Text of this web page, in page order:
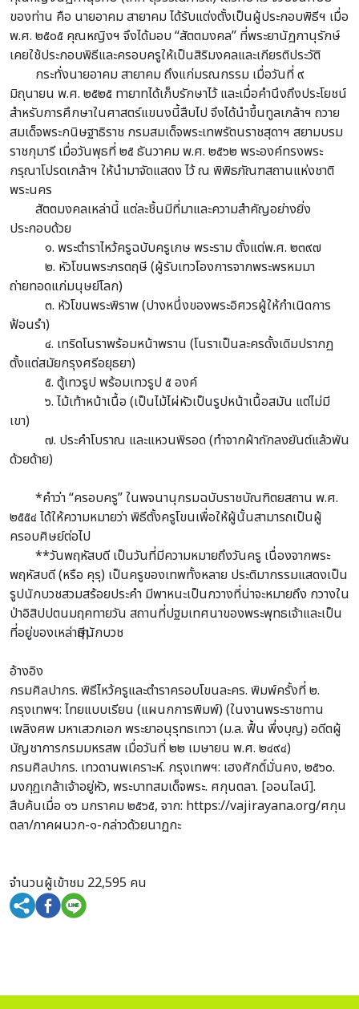
ของท่าน คือ นายอาคม สายาคม ได้รับแต่งตั้งเป็นผู้ประกอบพิธีฯ เมื่อ
พ.ศ. ๒๕๐๕ คุณหญิงฯ จึงได้มอบ “สัตตมงคล” ที่พระยานัฏกานุรักษ์
เคยใช้ประกอบพิธีและครอบครูให้เป็นสิริมงคลและเกียรติประวัติ
กระทั่งนายอาคม สายาคม ถึงแก่มรณกรรม เมื่อวันที่ ๙
มิถุนายน พ.ศ. ๒๕๒๕ ทายาทได้เก็บรักษาไว้ และเมื่อคำนึงถึงประโยชน์
สำหรับการศึกษาในศาสตร์แขนงนี้สืบไป จึงได้นำขึ้นทูลเกล้าฯ ถวาย
สมเด็จพระกนิษฐาธิราช กรมสมเด็จพระเทพรัตนราชสุดาฯ สยามบรม
ราชกุมารี เมื่อวันพุธที่ ๒๕ ธันวาคม พ.ศ. ๒๕๖๒ พระองค์ทรงพระ
กรุณาโปรดเกล้าฯ ให้นำมาจัดแสดง ไว้ ณ พิพิธภัณฑสถานแห่งชาติ
พระนคร
สัตตมงคลเหล่านี้ แต่ละชิ้นมีที่มาและความสำคัญอย่างยิ่ง
ประกอบด้วย
๑. พระตำราไหว้ครูฉบับครูเกษ พระราม ตั้งแต่พ.ศ. ๒๓๙๗
๒. หัวโขนพระภรตฤษี (ผู้รับเทวโองการจากพระพรหมมา
ถ่ายทอดแก่มนุษย์โลก)
๓. หัวโขนพระพิราพ (ปางหนึ่งของพระอิศวรผู้ให้กำเนิดการ
ฟ้อนรำ)
๔. เทริดโนราพร้อมหน้าพราน (โนราเป็นละครดั้งเดิมปรากฏ
ตั้งแต่สมัยกรุงศรีอยุธยา)
๕. ตู้เทวรูป พร้อมเทวรูป ๕ องค์
๖. ไม้เท้าหน้าเนื้อ (เป็นไม้ไผ่หัวเป็นรูปหน้าเนื้อสมัน แต่ไม่มี
เขา)
๗. ประคำโบราณ และแหวนพิรอด (ทำจากผ้าถักลงยันต์แล้วพัน
ด้วยด้าย)
*คำว่า “ครอบครู” ในพจนานุกรมฉบับราชบัณฑิตยสถาน พ.ศ.
๒๕๕๔ ได้ให้ความหมายว่า พิธีตั้งครูโขนเพื่อให้ผู้นั้นสามารถเป็นผู้
ครอบศิษย์ต่อไป
**วันพฤหัสบดี เป็นวันที่มีความหมายถึงวันครู เนื่องจากพระ
พฤหัสบดี (หรือ คุรุ) เป็นครูของเทพทั้งหลาย ประติมากรรมแสดงเป็น
รูปนักบวชสวมสร้อยประคำ มีพาหนะเป็นกวางที่น่าจะหมายถึง กวางใน
ป่าอิสิปปตนมฤคทายวัน สถานที่ปฐมเทศนาของพระพุทธเจ้าและเป็น
ที่อยู่ของเหล่าฤๅษีนักบวช
อ้างอิง
กรมศิลปากร. พิธีไหว้ครูและตำราครอบโขนละคร. พิมพ์ครั้งที่ ๒.
กรุงเทพฯ: ไทยแบบเรียน (แผนกการพิมพ์) (ในงานพระราชทาน
เพลิงศพ มหาเสวกเอก พระยาอนุรุทธเทวา (ม.ล. ฟื้น พึ่งบุญ) อดีตผู้
บัญชาการกรมมหรสพ เมื่อวันที่ ๒๒ เมษายน พ.ศ. ๒๔๙๔)
กรมศิลปากร. เทวดานพเคราะห์. กรุงเทพฯ: เฮงศักดิ์มั่นคง, ๒๕๖๐.
มงกุฎเกล้าเจ้าอยู่หัว, พระบาทสมเด็จพระ. ศกุนตลา. [ออนไลน์].
สืบค้นเมื่อ ๑๖ มกราคม ๒๕๖๕, จาก: https://vajirayana.org/ศกุน
ตลา/ภาคผนวก-๑-กล่าวด้วยนาฏกะ
จำนวนผู้เข้าชม 22,595 คน